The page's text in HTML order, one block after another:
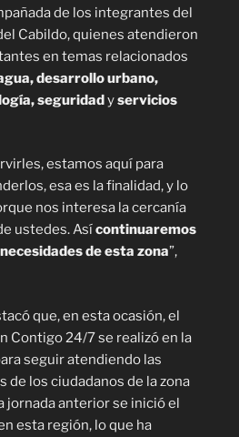
de los integrantes del
Cabildo, quienes atendieron
en temas relacionados
desarrollo urbano,
seguridadyservicios
estamos aquí para
esa es la finalidad, y lo
nos interesa la cercanía
ustedes. Asícontinuaremos
de esta zona”,
que, en esta ocasión, el
Contigo 24/7 se realizó en la
seguir atendiendo las
de los ciudadanos de la zona
jornada anterior se inició el
esta región, lo que ha